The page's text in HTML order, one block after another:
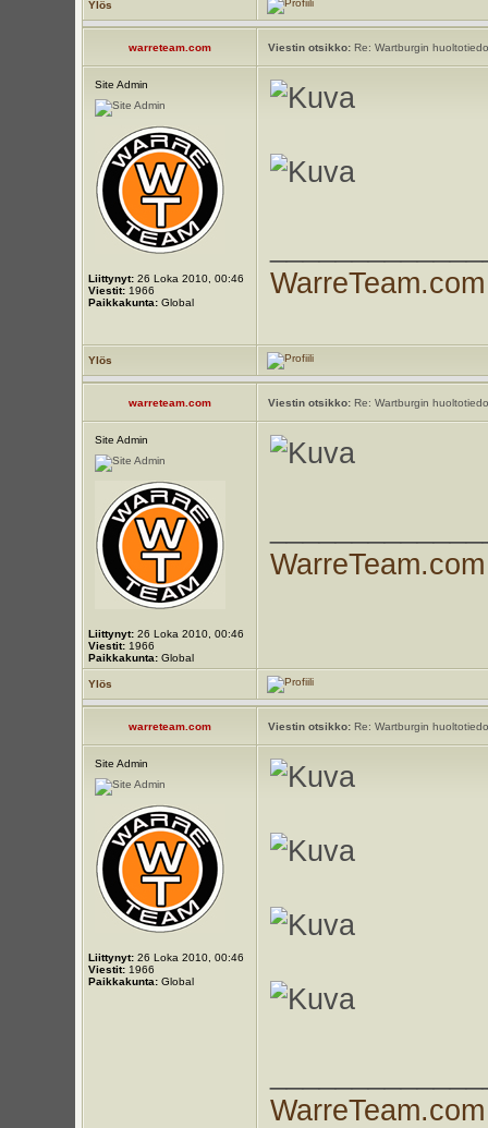
Ylös
warreteam.com Viestin otsikko:Re: Wartburgin
Site Admin
Liittynyt:26 Loka 2010, 00:46
Viestit:1966
Paikkakunta:Global
WarreTeam.com
Ylös
warreteam.com Viestin otsikko:Re: Wartburgin
Site Admin
Liittynyt:26 Loka 2010, 00:46
Viestit:1966
Paikkakunta:Global
WarreTeam.com
Ylös
warreteam.com Viestin otsikko:Re: Wartburgin
Site Admin
Liittynyt:26 Loka 2010, 00:46
Viestit:1966
Paikkakunta:Global
WarreTeam.com